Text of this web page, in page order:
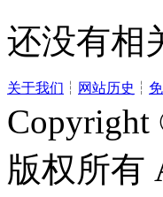
还没有相
关于我们 ┆ 网站历史 ┆
Copyright
版权所有